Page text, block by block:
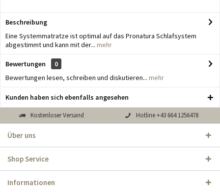
Beschreibung
Eine Systemmatratze ist optimal auf das Pronatura Schlafsystem
abgestimmt und kann mit der... mehr
Bewertungen
0
Bewertungen lesen, schreiben und diskutieren... mehr
Kunden haben sich ebenfalls angesehen
Kostenloser Versand Hotline +43 664 1256478
Über uns
Shop Service
Informationen